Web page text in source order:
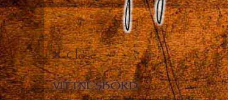
Close
VITTNESBÖRD